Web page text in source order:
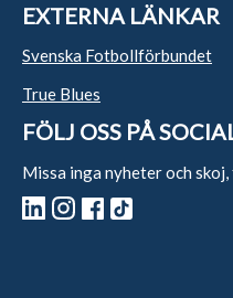
EXTERNA LÄNKAR
Svenska Fotbollförbundet
True Blues
FÖLJ OSS PÅ
Missa inga nyheter och